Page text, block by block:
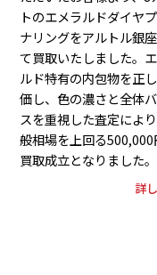
トのエメラルドダイヤ
ナリングをアルトル銀
て買取いたしました。
ルド特有の内包物を正
価し、色の濃さと全体
スを重視した査定によ
般相場を上回る500,000
買取成立となりました。
詳